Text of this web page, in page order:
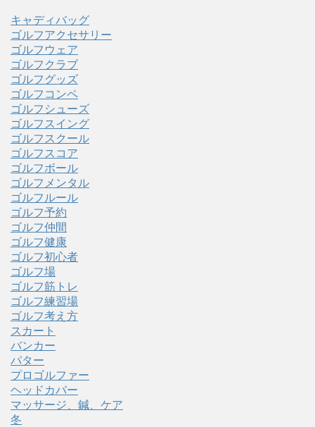
キャディバッグ
ゴルフアクセサリー
ゴルフウェア
ゴルフクラブ
ゴルフグッズ
ゴルフコンペ
ゴルフシューズ
ゴルフスイング
ゴルフスクール
ゴルフスコア
ゴルフボール
ゴルフメンタル
ゴルフルール
ゴルフ予約
ゴルフ仲間
ゴルフ健康
ゴルフ初心者
ゴルフ場
ゴルフ筋トレ
ゴルフ練習場
ゴルフ考え方
スカート
バンカー
パター
プロゴルファー
ヘッドカバー
マッサージ、鍼、ケア
冬